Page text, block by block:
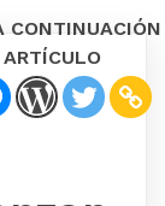
CONTINUACIÓN